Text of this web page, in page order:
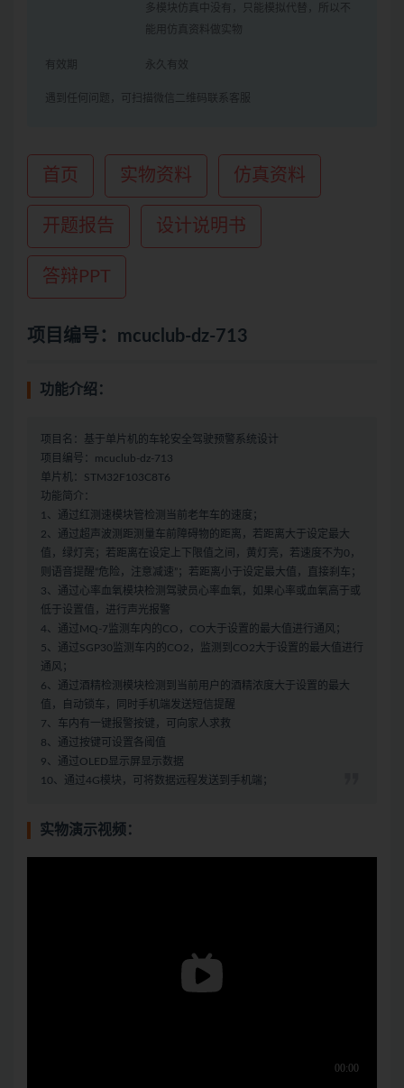
多模块仿真中没有，只能模拟代替，所以不
能用仿真资料做实物
有效期 永久有效
遇到任何问题，可扫描微信二维码联系客服
首页 实物资料 仿真资料
开题报告 设计说明书
答辩PPT
项目编号：mcuclub-dz-713
功能介绍：
项目名：基于单片机的车轮安全驾驶预警系统设计
项目编号：mcuclub-dz-713
单片机：STM32F103C8T6
功能简介：
1、通过红测速模块管检测当前老年车的速度；
2、通过超声波测距测量车前障碍物的距离，若距离大于设定最大
值，绿灯亮；若距离在设定上下限值之间，黄灯亮，若速度不为0，
则语音提醒“危险，注意减速”；若距离小于设定最大值，直接刹车；
3、通过心率血氧模块检测驾驶员心率血氧，如果心率或血氧高于或
低于设置值，进行声光报警
4、通过MQ-7监测车内的CO，CO大于设置的最大值进行通风；
5、通过SGP30监测车内的CO2，监测到CO2大于设置的最大值进行
通风；
6、通过酒精检测模块检测到当前用户的酒精浓度大于设置的最大
值，自动锁车，同时手机端发送短信提醒
7、车内有一键报警按键，可向家人求救
8、通过按键可设置各阈值
9、通过OLED显示屏显示数据
10、通过4G模块，可将数据远程发送到手机端；
实物演示视频：